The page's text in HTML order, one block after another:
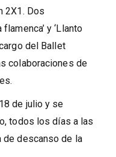
2X1. Dos
y ‘Llanto
del Ballet
colaboraciones de
de julio y se
todos los días a las
de descanso de la